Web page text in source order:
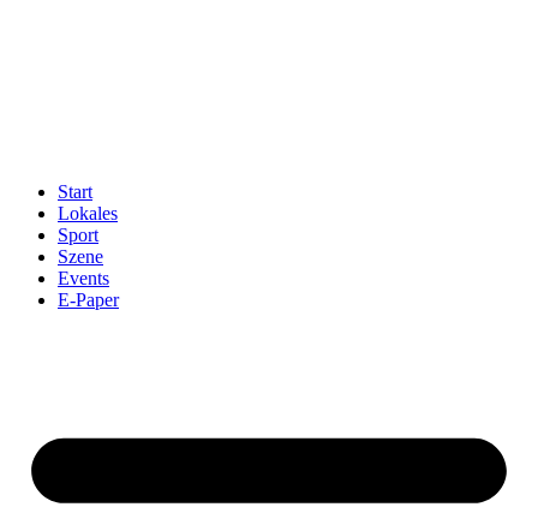
Start
Lokales
Sport
Szene
Events
E-Paper